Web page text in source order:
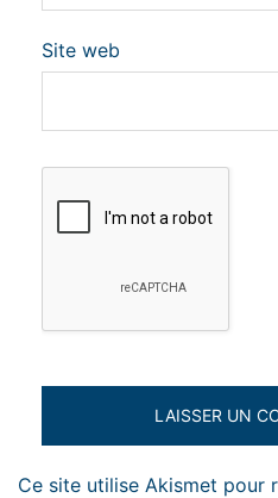
Site web
Ce site utilise Akismet pour